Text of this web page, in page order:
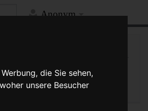
die Sie sehen,
unsere Besucher
Anonym
Spezialseite
Druckversion